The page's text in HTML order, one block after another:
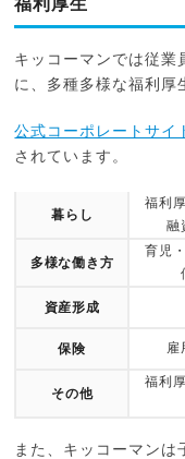
福利厚生
キッコーマンでは従業
に、多種多様な福利厚
公式コーポレートサイ
されています。
暮らし
福利
融
多様な働き方
育児
資産形成
保険 雇
その他
福利
また、キッコーマンは